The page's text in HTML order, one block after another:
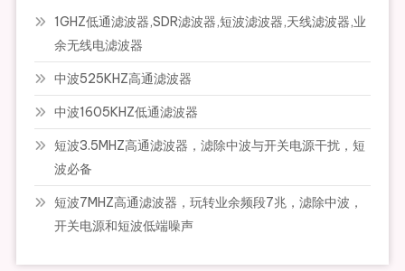
1GHZ低通滤波器,SDR滤波器,短波滤波器,天线滤波器,业
余无线电滤波器
中波525KHZ高通滤波器
中波1605KHZ低通滤波器
短波3.5MHZ高通滤波器，滤除中波与开关电源干扰，短
波必备
短波7MHZ高通滤波器，玩转业余频段7兆，滤除中波，
开关电源和短波低端噪声